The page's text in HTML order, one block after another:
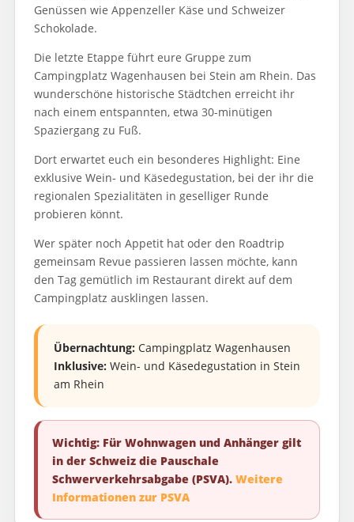
Genüssen wie Appenzeller Käse und Schweizer
Schokolade.
Die letzte Etappe führt eure Gruppe zum
Campingplatz Wagenhausen bei Stein am Rhein. Das
wunderschöne historische Städtchen erreicht ihr
nach einem entspannten, etwa 30-minütigen
Spaziergang zu Fuß.
Dort erwartet euch ein besonderes Highlight: Eine
exklusive Wein- und Käsedegustation, bei der ihr die
regionalen Spezialitäten in geselliger Runde
probieren könnt.
Wer später noch Appetit hat oder den Roadtrip
gemeinsam Revue passieren lassen möchte, kann
den Tag gemütlich im Restaurant direkt auf dem
Campingplatz ausklingen lassen.
Übernachtung: Campingplatz Wagenhausen
Inklusive: Wein- und Käsedegustation in Stein
am Rhein
Wichtig: Für Wohnwagen und Anhänger gilt
in der Schweiz die Pauschale
Schwerverkehrsabgabe (PSVA). Weitere
Informationen zur PSVA